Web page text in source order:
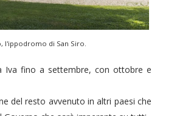
l'ippodromo di San Siro.
Iva fino a settembre, con ottobre e
del resto avvenuto in altri paesi che